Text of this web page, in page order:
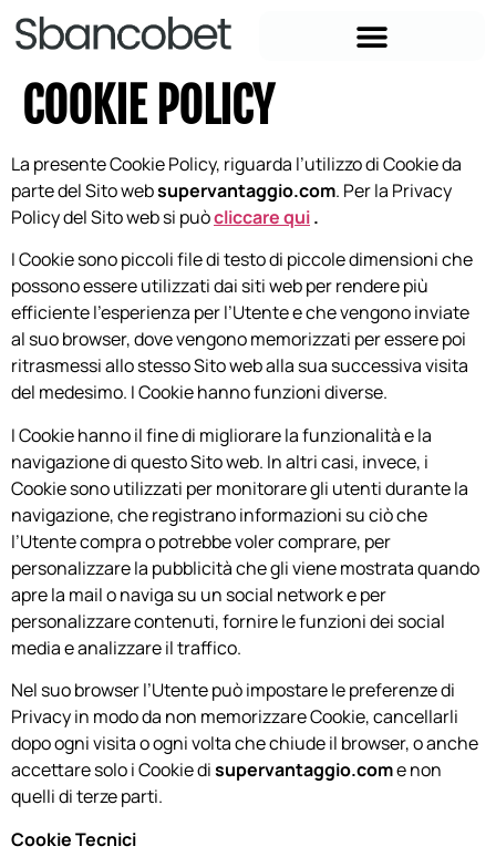
COOKIE POLICY
La presente Cookie Policy, riguarda l’utilizzo di Cookie da
parte del Sito websupervantaggio.com. Per la Privacy
Policy del Sito web si puòcliccare qui.
I Cookie sono piccoli file di testo di piccole dimensioni che
possono essere utilizzati dai siti web per rendere più
efficiente l’esperienza per l’Utente e che vengono inviate
al suo browser, dove vengono memorizzati per essere poi
ritrasmessi allo stesso Sito web alla sua successiva visita
del medesimo. I Cookie hanno funzioni diverse.
I Cookie hanno il fine di migliorare la funzionalità e la
navigazione di questo Sito web. In altri casi, invece, i
Cookie sono utilizzati per monitorare gli utenti durante la
navigazione, che registrano informazioni su ciò che
l’Utente compra o potrebbe voler comprare, per
personalizzare la pubblicità che gli viene mostrata quando
apre la mail o naviga su un social network e per
personalizzare contenuti, fornire le funzioni dei social
media e analizzare il traffico.
Nel suo browser l’Utente può impostare le preferenze di
Privacy in modo da non memorizzare Cookie, cancellarli
dopo ogni visita o ogni volta che chiude il browser, o anche
accettare solo i Cookie disupervantaggio.come non
quelli di terze parti.
Cookie Tecnici